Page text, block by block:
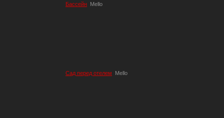
Бассейн Mello
Сад перед отелем Mello